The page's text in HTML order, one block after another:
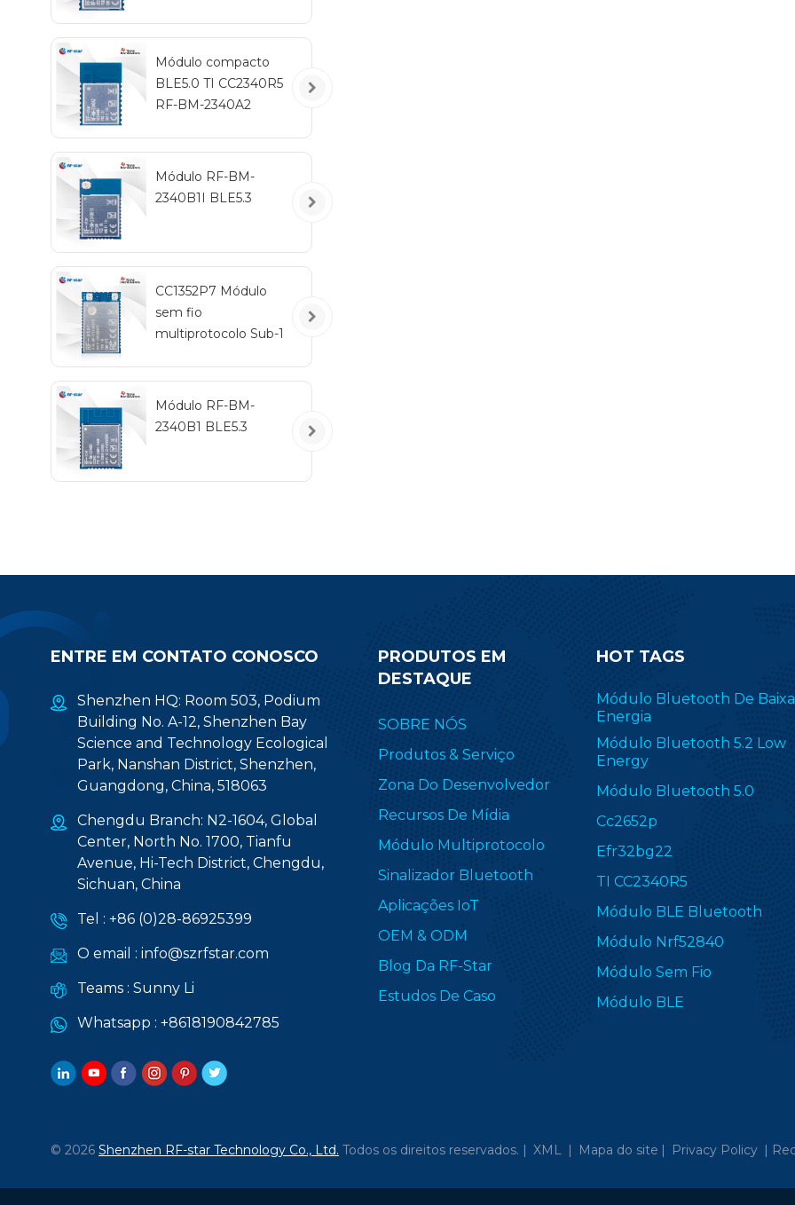
Módulo compacto
BLE5.0 TI CC2340R5
RF-BM-2340A2
Módulo RF-BM-
2340B1I BLE5.3
CC1352P7 Módulo
sem fio
multiprotocolo Sub-1
Módulo RF-BM-
2340B1 BLE5.3
ENTRE EM CONTATO CONOSCO
Shenzhen HQ: Room 503, Podium
Building No. A-12, Shenzhen Bay
Science and Technology Ecological
Park, Nanshan District, Shenzhen,
Guangdong, China, 518063
Chengdu Branch: N2-1604, Global
Center, North No. 1700, Tianfu
Avenue, Hi-Tech District, Chengdu,
Sichuan, China
Tel : +86 (0)28-86925399
O email : info@szrfstar.com
Teams : Sunny Li
Whatsapp : +8618190842785
PRODUTOS EM
DESTAQUE
SOBRE NÓS
Produtos & Serviço
Zona Do Desenvolvedor
Recursos De Mídia
Módulo Multiprotocolo
Sinalizador Bluetooth
Aplicações IoT
OEM & ODM
Blog Da RF-Star
Estudos De Caso
HOT TAGS
Módulo Bluetooth De Baixa
Energia
Módulo Bluetooth 5.2 Low
Energy
Módulo Bluetooth 5.0
Cc2652p
Efr32bg22
TI CC2340R5
Módulo BLE Bluetooth
Módulo Nrf52840
Módulo Sem Fio
Módulo BLE
© 2026 Shenzhen RF-star Technology Co., Ltd. Todos os direitos reservados. | XML | Mapa do site | Privacy Policy |